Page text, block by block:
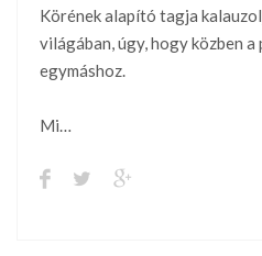
Körének alapító tagja
világában, úgy, hogy közben
egymáshoz.
Mi…